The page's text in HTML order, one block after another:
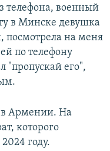
телефона, военный
в Минске девушка
посмотрела на меня
по телефону
"пропускай его",
в Армении. На
которого
году.